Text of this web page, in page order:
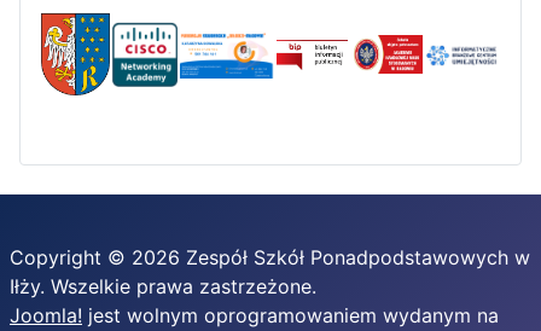
Copyright © 2026 Zespół Szkół Ponadpodstawowych w
Iłży. Wszelkie prawa zastrzeżone.
Joomla! jest wolnym oprogramowaniem wydanym na